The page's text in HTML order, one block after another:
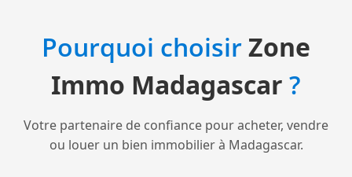
Pourquoi choisirZone
Immo Madagascar ?
Votre partenaire de confiance pour acheter, vendre
ou louer un bien immobilier à Madagascar.